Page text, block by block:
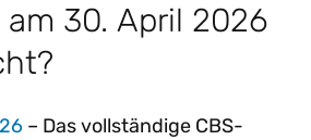
am 30. April 2026
– Das vollständige CBS-